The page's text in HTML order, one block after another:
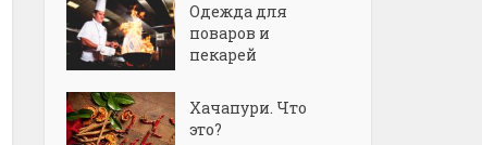
Одежда для
поваров и
пекарей
Хачапури. Что
это?